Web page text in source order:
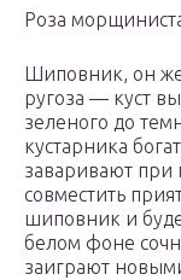
Роза
Шиповник, он
ругоза — куст
зеленого до
кустарника
заваривают при
совместить
шиповник и
белом фоне
заиграют